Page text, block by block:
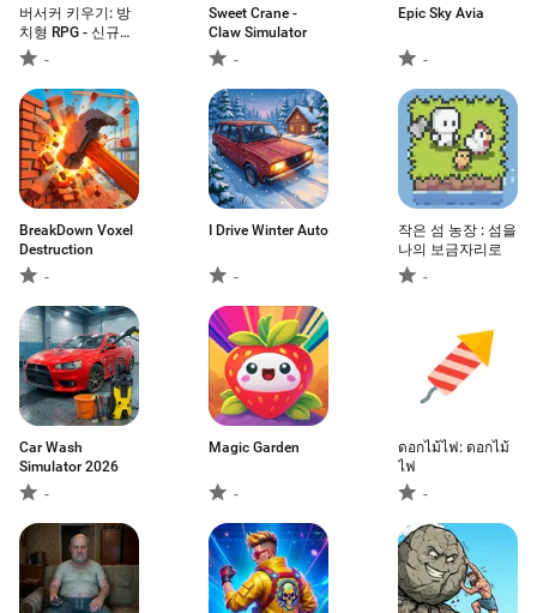
버서커 키우기: 방
치형 RPG - 신규서
버 오픈
-
Sweet Crane -
Claw Simulator
-
Epic Sky Avia
-
BreakDown Voxel
Destruction
-
I Drive Winter Auto
-
작은 섬 농장 : 섬을
나의 보금자리로
-
Car Wash
Simulator 2026
-
Magic Garden
-
ดอกไม้ไฟ: ดอกไม้
ไฟ
-